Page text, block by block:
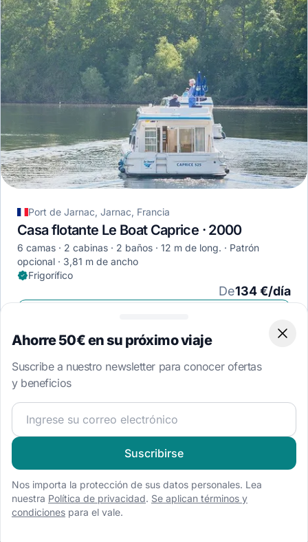
Port de Jarnac, Jarnac, Francia
Casa flotante Le Boat Caprice · 2000
6 camas 2 cabinas 2 baños 12 m de long.
Patrón
opcional
3,81 m de ancho
Frigorífico
De134 €/día
Ver todos 38 los barcos en la región
Ofertas exclusivas
¡Eleva el nivel de tus próximas vacaciones con ofertas
Ahorre 50€ en su próximo viaje
Suscribe a nuestro newsletter para conocer ofertas
y beneficios
¡Únete a nuestra comunidad náutica y recibe contenido
Suscribirse
Nos importa la protección de sus datos personales. Lea
nuestra Política de privacidad. Se aplican términos y
condiciones para el vale.